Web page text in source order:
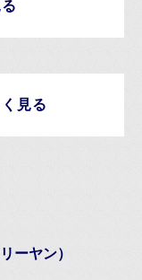
見る
リーヤン）